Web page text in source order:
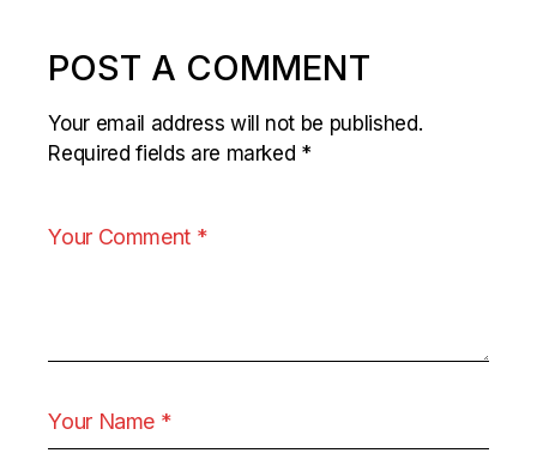
POST A COMMENT
Your email address will not be published.
Required fields are marked *